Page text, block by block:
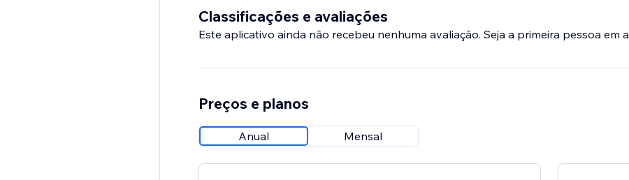
Classificações e avaliações
Este aplicativo ainda não recebeu nenhuma avaliação. Seja a primeira pessoa em
Preços e planos
Anual Mensal